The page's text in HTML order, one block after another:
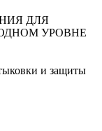
и защиты